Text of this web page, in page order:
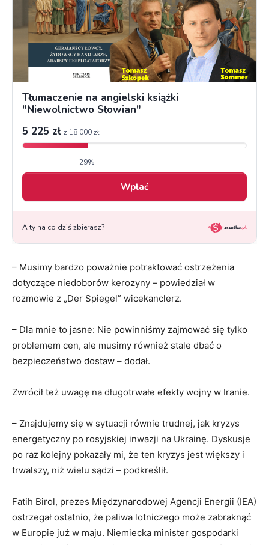
– Musimy bardzo poważnie potraktować ostrzeżenia
dotyczące niedoborów kerozyny – powiedział w
rozmowie z „Der Spiegel” wicekanclerz.
– Dla mnie to jasne: Nie powinniśmy zajmować się tylko
problemem cen, ale musimy również stale dbać o
bezpieczeństwo dostaw – dodał.
Zwrócił też uwagę na długotrwałe efekty wojny w Iranie.
– Znajdujemy się w sytuacji równie trudnej, jak kryzys
energetyczny po rosyjskiej inwazji na Ukrainę. Dyskusje
po raz kolejny pokazały mi, że ten kryzys jest większy i
trwalszy, niż wielu sądzi – podkreślił.
Fatih Birol, prezes Międzynarodowej Agencji Energii (IEA)
ostrzegał ostatnio, że paliwa lotniczego może zabraknąć
w Europie już w maju. Niemiecka minister gospodarki